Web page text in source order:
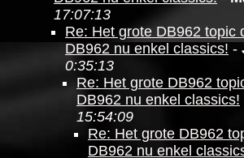
17:07:13
Re: Het grote DB962 topic
DB962 nu enkel classics! -
0:35:13
Re: Het grote DB962
DB962 nu enkel classics!
15:54:09
Re: Het grote DB962
DB962 nu enkel